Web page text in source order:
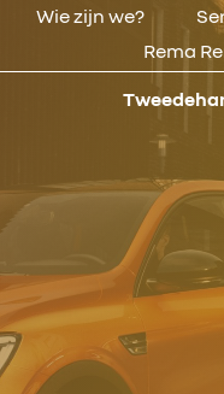
Wie zijn we?
Rema